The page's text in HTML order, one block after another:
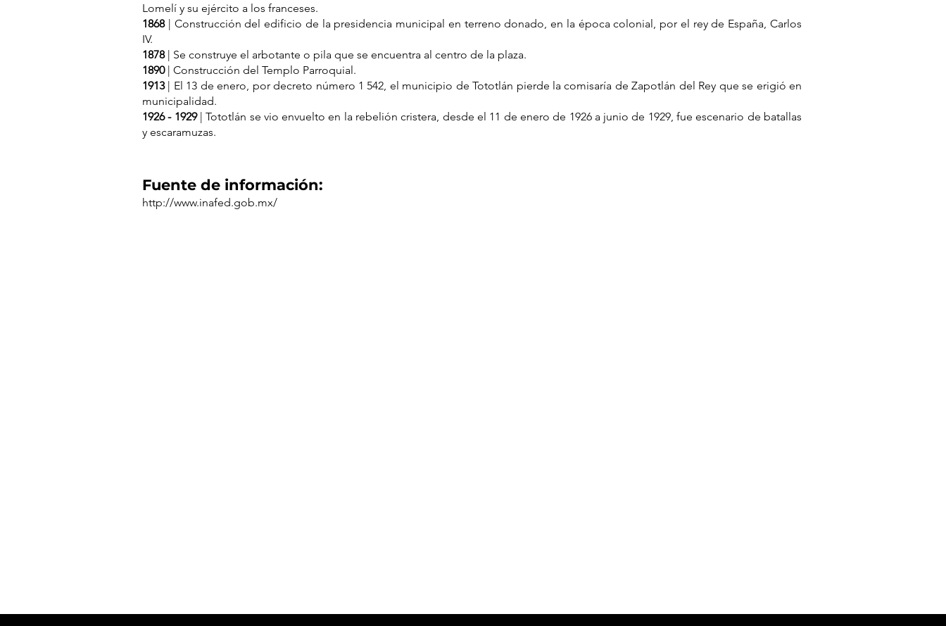
Lomelí y su ejército a los franceses.
1868 | Construcción del edificio de la presidencia municipal en terreno donado, en la época colonial, por el rey de España, Carlos
IV.
1878| Se construye el arbotante o pila que se encuentra al centro de la plaza.
1890| Construcción del Templo Parroquial.
1913| El 13 de enero, por decreto número 1 542, el municipio de Tototlán pierde la comisaría de Zapotlán del Rey que se erigió en
municipalidad.
1926 - 1929| Tototlán se vio envuelto en la rebelión cristera, desde el 11 de enero de 1926 a junio de 1929, fue escenario de batallas
y escaramuzas.
Fuente de información:
http://www.inafed.gob.mx/